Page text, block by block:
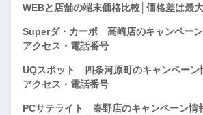
WEBと店舗の端末価格比較│価格差は最
Superダ・カーポ 高崎店のキャンペーン
アクセス・電話番号
UQスポット 四条河原町のキャンペーン
アクセス・電話番号
PCサテライト 秦野店のキャンペーン情